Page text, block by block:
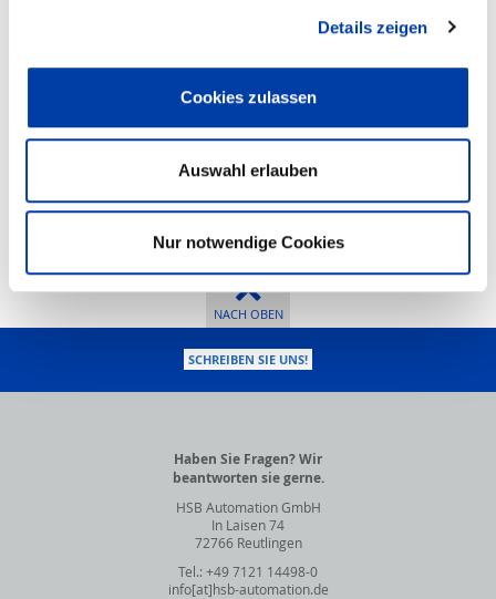
Details zeigen
Cookies zulassen
Auswahl erlauben
Nur notwendige Cookies
verstärkter Ausführung mit 2 Schlitten, Spindelantrieb KGT Größe 32 und
NACH OBEN
SCHREIBEN SIE UNS!
Haben Sie Fragen? Wir
beantworten sie gerne.
HSB Automation GmbH
In Laisen 74
72766 Reutlingen
Tel.: +49 7121 14498-0
info[at]hsb-automation.de